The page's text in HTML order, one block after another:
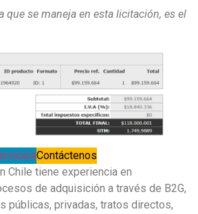
que se maneja en esta licitación, es el
Contáctenos
Chile tiene experiencia en
de adquisición a través de B2G,
públicas, privadas, tratos directos,